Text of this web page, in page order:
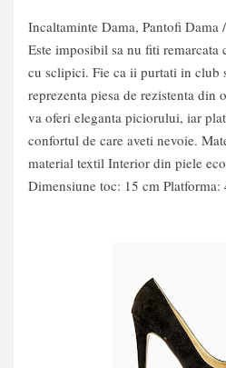
Incaltaminte Dama, Pantofi Dama /
Este imposibil sa nu fiti remarcata
cu sclipici. Fie ca ii purtati in club
reprezenta piesa de rezistenta din
va oferi eleganta piciorului, iar
confortul de care aveti nevoie.
material textil Interior din piele
Dimensiune toc: 15 cm Platforma: